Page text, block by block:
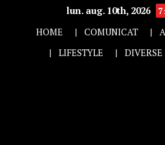
lun. aug. 10th, 2026
HOME
COMUNICAT
LIFESTYLE
DIVERSE